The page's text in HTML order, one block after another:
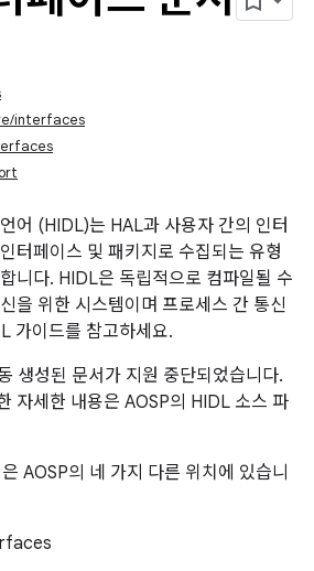
interfaces
어 (HIDL)는 HAL과 사용자 간의 인터
터페이스 및 패키지로 수집되는 유형
니다. HIDL은 독립적으로 컴파일될 수
을 위한 시스템이며 프로세스 간 통신
가이드를 참고하세요.
생성된 문서가 지원 중단되었습니다.
자세한 내용은 AOSP의 HIDL 소스 파
AOSP의 네 가지 다른 위치에 있습니